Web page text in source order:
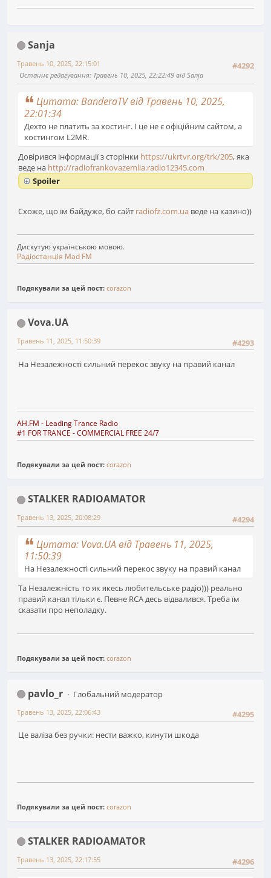
Sanja
#4292
Травень 10, 2025, 22:15:01
Останнє редагування: Травень 10, 2025, 22:22:49 від Sanja
Цитата: BanderaTV від Травень 10, 2025,
22:01:34
Дехто не платить за хостинг. І це не є офіційним сайтом, а
хостингом L2MR.
Довірився інформації з сторінки https://ukrtvr.org/trk/205, яка
веде на http://radiofrankovazemlia.radio12345.com
Spoiler
Схоже, що їм байдуже, бо сайт radiofz.com.ua веде на казино))
Дискутую українською мовою.
Радіостанція Mad FM
Подякували за цей пост: corazon
Vova.UA
#4293
Травень 11, 2025, 11:50:39
На Незалежності сильний перекос звуку на правий канал
AH.FM - Leading Trance Radio
#1 FOR TRANCE - COMMERCIAL FREE 24/7
Подякували за цей пост: corazon
STALKER RADIOAMATOR
#4294
Травень 13, 2025, 20:08:29
Цитата: Vova.UA від Травень 11, 2025,
11:50:39
На Незалежності сильний перекос звуку на правий канал
Та Незалежність то як якесь любительське радіо))) реально
правий канал тільки є. Певне RCA десь відвалився. Треба їм
сказати про неполадку.
Подякували за цей пост: corazon
pavlo_r
Глобальний модератор
#4295
Травень 13, 2025, 22:06:43
Це валіза без ручки: нести важко, кинути шкода
Подякували за цей пост: corazon
STALKER RADIOAMATOR
#4296
Травень 13, 2025, 22:17:55